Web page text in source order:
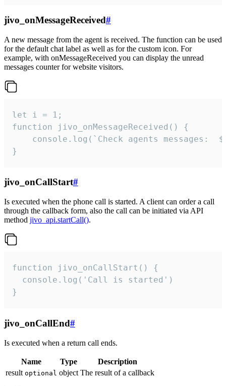
jivo_onMessageReceived#
A new message from the agent is received. The function can be used
for the default chat label as well as for the custom icon. For
example, with onMessageReceived you can display the unread
messages counter for website visitors.
let i = 1;
function jivo_onMessageReceived() {
}
jivo_onCallStart#
Is executed when the phone call is started. A client can order a call
through the callback form, also the call can be initiated via API
method jivo_api.startCall().
function jivo_onCallStart() {
  console.log('Call is started')
}
jivo_onCallEnd#
Is executed when a return call ends.
Name Type
Description
result optional object The result of a callback